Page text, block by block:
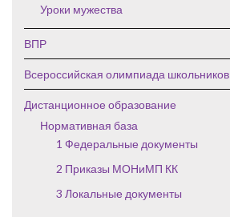
Уроки мужества
ВПР
Всероссийская олимпиада школьников
Дистанционное образование
Нормативная база
1 Федеральные документы
2 Приказы МОНиМП КК
3 Локальные документы